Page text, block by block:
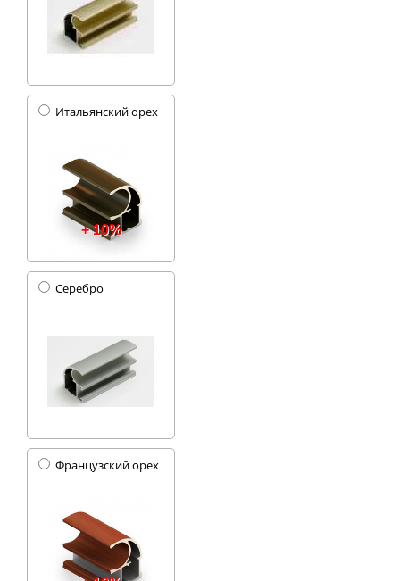
Итальянский орех
+ 10%
Серебро
Французский орех